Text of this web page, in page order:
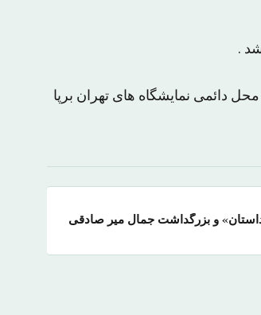
.
محیط زیست ۲۴ تا ۲۷ بهمن ماه در محل دائمی نمایشگاه های تهران برپا
و بزرگداشت جمال میر صادقی